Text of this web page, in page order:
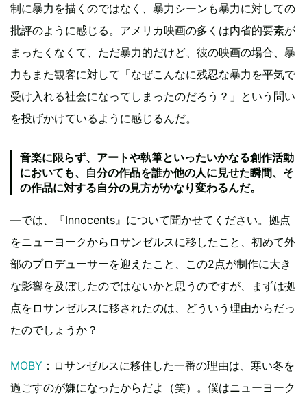
制に暴力を描くのではなく、暴力シーンも暴力に対しての
批評のように感じる。アメリカ映画の多くは内省的要素が
まったくなくて、ただ暴力的だけど、彼の映画の場合、暴
力もまた観客に対して「なぜこんなに残忍な暴力を平気で
受け入れる社会になってしまったのだろう？」という問い
を投げかけているように感じるんだ。
音楽に限らず、アートや執筆といったいかなる創作活動
においても、自分の作品を誰か他の人に見せた瞬間、そ
の作品に対する自分の見方がかなり変わるんだ。
―では、『Innocents』について聞かせてください。拠点
をニューヨークからロサンゼルスに移したこと、初めて外
部のプロデューサーを迎えたこと、この2点が制作に大き
な影響を及ぼしたのではないかと思うのですが、まずは拠
点をロサンゼルスに移されたのは、どういう理由からだっ
たのでしょうか？
MOBY ：ロサンゼルスに移住した一番の理由は、寒い冬を
過ごすのが嫌になったからだよ（笑）。僕はニューヨーク